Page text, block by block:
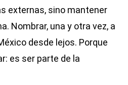
externas, sino mantener
Nombrar, una y otra vez, a
desde lejos. Porque
es ser parte de la